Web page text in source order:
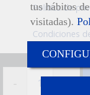
tus hábitos
visitadas).
+
Política de
Condiciones